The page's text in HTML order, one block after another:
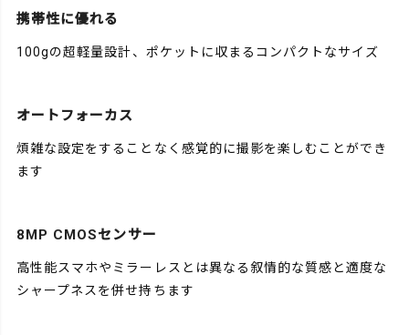
携帯性に優れる
100gの超軽量設計、ポケットに収まるコンパクトなサイズ
オートフォーカス
煩雑な設定をすることなく感覚的に撮影を楽しむことができ
ます
8MP CMOSセンサー
高性能スマホやミラーレスとは異なる叙情的な質感と適度な
シャープネスを併せ持ちます